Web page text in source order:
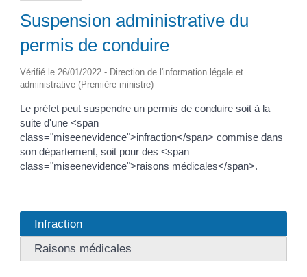
Suspension administrative du
permis de conduire
Vérifié le 26/01/2022 - Direction de l'information légale et
administrative (Première ministre)
Le préfet peut suspendre un permis de conduire soit à la
suite d'une <span
class="miseenevidence">infraction</span> commise dans
son département, soit pour des <span
class="miseenevidence">raisons médicales</span>.
Infraction
Raisons médicales